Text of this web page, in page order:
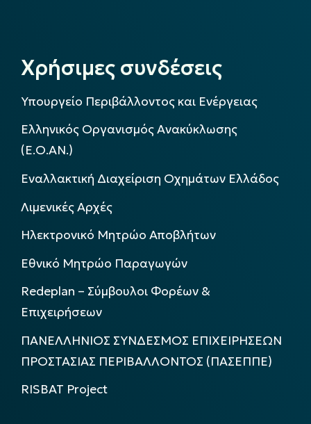
Χρήσιμες συνδέσεις
Υπουργείο Περιβάλλοντος και Ενέργειας
Ελληνικός Οργανισμός Ανακύκλωσης
(Ε.Ο.ΑΝ.)
Εναλλακτική Διαχείριση Οχημάτων Ελλάδος
Λιμενικές Αρχές
Ηλεκτρονικό Μητρώο Αποβλήτων
Εθνικό Μητρώο Παραγωγών
Redeplan – Σύμβουλοι Φορέων &
Επιχειρήσεων
ΠΑΝΕΛΛΗΝΙΟΣ ΣΥΝΔΕΣΜΟΣ ΕΠΙΧΕΙΡΗΣΕΩΝ
ΠΡΟΣΤΑΣΙΑΣ ΠΕΡΙΒΑΛΛΟΝΤΟΣ (ΠΑΣΕΠΠΕ)
RISBAT Project